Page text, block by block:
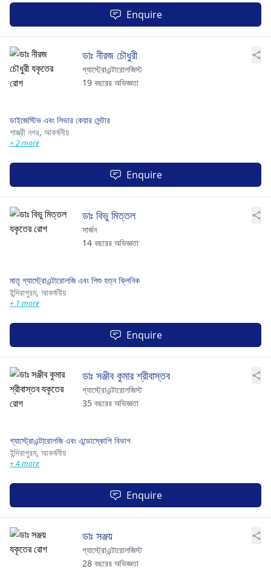
Enquire
ডাঃ নীরজ চৌধুরী
গ্যাস্ট্রোএন্টারোলজিস্ট
19 বছরের অভিজ্ঞতা
ডাইজেস্টিভ এবং লিভার কেয়ার সেন্টার
শাস্ত্রী নগর, আকর্ষনীয়
+ 2 more
Enquire
ডাঃ বিভু মিত্তল
সার্জন
14 বছরের অভিজ্ঞতা
মাতৃ গ্যাস্ট্রোএন্টারোলজি এবং শিশু যত্ন ক্লিনিক
ইন্দিরাপুরম, আকর্ষনীয়
+ 1 more
Enquire
ডাঃ সঞ্জীব কুমার শ্রীবাস্তব
গ্যাস্ট্রোএন্টারোলজিস্ট
35 বছরের অভিজ্ঞতা
গ্যাস্ট্রোএন্টারোলজি এবং এন্ডোস্কোপি বিভাগ
ইন্দিরাপুরম, আকর্ষনীয়
+ 4 more
Enquire
ডাঃ সঞ্জয়
গ্যাস্ট্রোএন্টারোলজিস্ট
28 বছরের অভিজ্ঞতা